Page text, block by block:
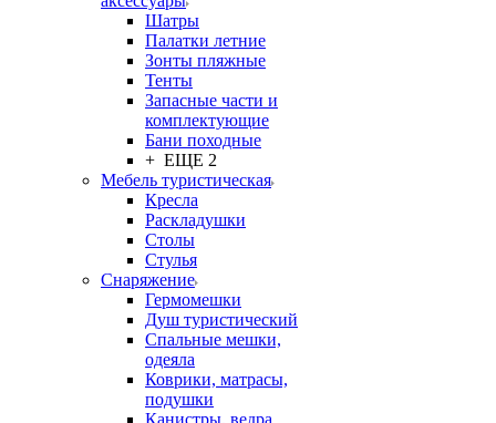
Шатры
Палатки летние
Зонты пляжные
Тенты
Запасные части и
комплектующие
Бани походные
+ ЕЩЕ 2
Мебель туристическая
Кресла
Раскладушки
Столы
Стулья
Снаряжение
Гермомешки
Душ туристический
Спальные мешки,
одеяла
Коврики, матрасы,
подушки
Канистры, ведра